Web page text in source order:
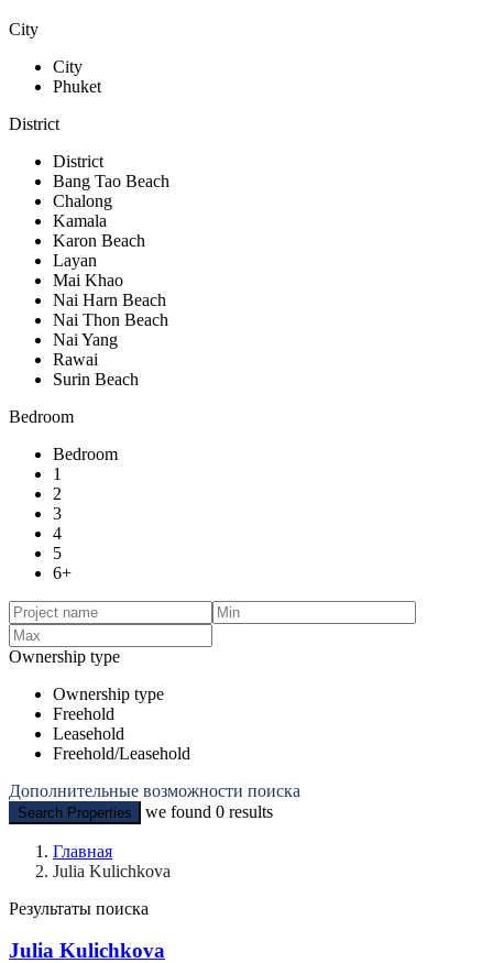
City
City
Phuket
District
District
Bang Tao Beach
Chalong
Kamala
Karon Beach
Layan
Mai Khao
Nai Harn Beach
Nai Thon Beach
Nai Yang
Rawai
Surin Beach
Bedroom
Bedroom
1
2
3
4
5
6+
Ownership type
Ownership type
Freehold
Leasehold
Freehold/Leasehold
Дополнительные возможности поиска
Search Properties we found 0 results
Главная
Julia Kulichkova
Результаты поиска
Julia Kulichkova